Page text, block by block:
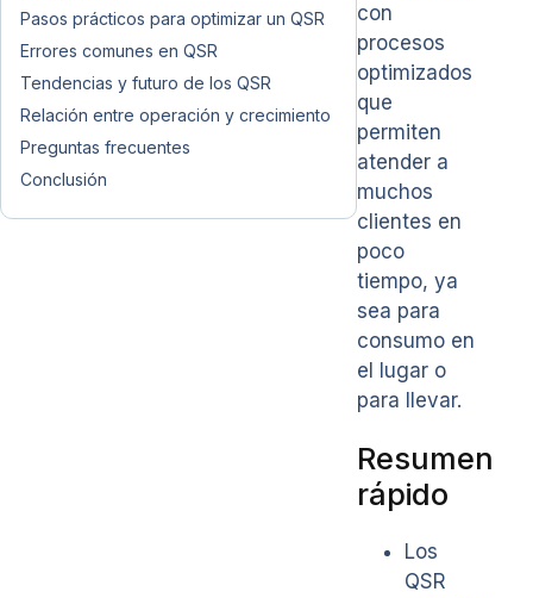
Pasos prácticos para optimizar un QSR
Errores comunes en QSR
Tendencias y futuro de los QSR
Relación entre operación y crecimiento
Preguntas frecuentes
Conclusión
con
procesos
optimizados
que
permiten
atender a
muchos
clientes en
poco
tiempo, ya
sea para
consumo en
el lugar o
para llevar.
Resumen
rápido
Los
QSR